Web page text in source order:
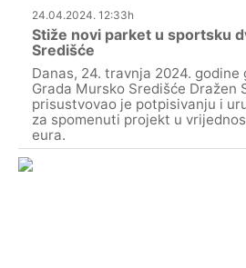
24.04.2024. 12:33h
Stiže novi parket u sportsku
Središće
Danas, 24. travnja 2024. godine
Grada Mursko Središće Dražen
prisustvovao je potpisivanju i
za spomenuti projekt u
eura.